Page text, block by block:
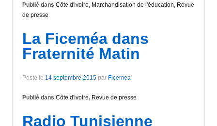
Publié dans Côte d'Ivoire, Marchandisation de l'éducation, Revue
de presse
La Ficeméa dans
Fraternité Matin
Posté le 14 septembre 2015 par Ficemea
Publié dans Côte d'Ivoire, Revue de presse
Radio Tunisienne